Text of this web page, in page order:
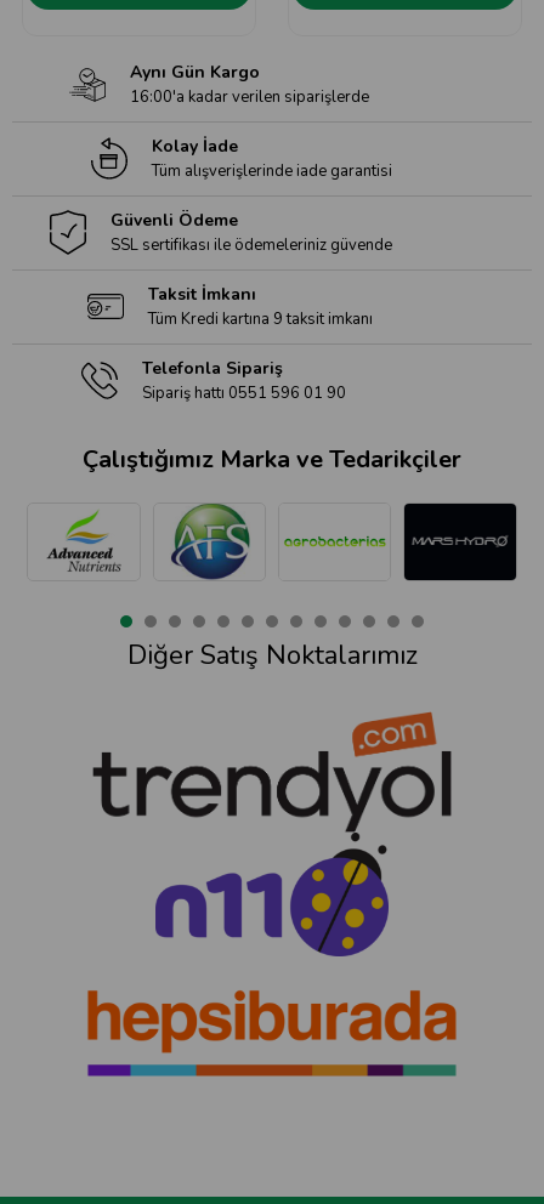
Aynı Gün Kargo
16:00'a kadar verilen siparişlerde
Kolay İade
Tüm alışverişlerinde iade garantisi
Güvenli Ödeme
SSL sertifikası ile ödemeleriniz güvende
Taksit İmkanı
Tüm Kredi kartına 9 taksit imkanı
Telefonla Sipariş
Sipariş hattı 0551 596 01 90
Çalıştığımız Marka ve Tedarikçiler
Diğer Satış Noktalarımız